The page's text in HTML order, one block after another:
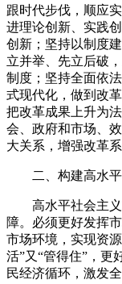
跟时代步伐，顺应
进理论创新、实践
创新；坚持以制度
立并举、先立后破
制度；坚持全面依
式现代化，做到改
把改革成果上升为
会、政府和市场、
大关系，增强改革
二、构建高水平
高水平社会主义
障。必须更好发挥
市场环境，实现资
活”又“管得住”，更
民经济循环，激发